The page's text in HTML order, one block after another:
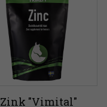
Zink "Vimital"